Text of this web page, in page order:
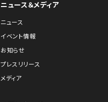
ニュース＆メディア
ニュース
イベント情報
お知らせ
プレスリリース
メディア